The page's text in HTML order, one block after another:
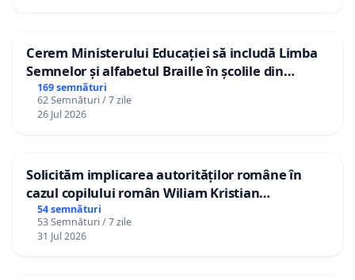
Cerem Ministerului Educației să includă Limba
Semnelor și alfabetul Braille în școlile din
Republica Moldova!
169 semnături
62 Semnături / 7 zile
26 Jul 2026
Solicităm implicarea autorităților române în
cazul copilului român Wiliam Kristian
Gheorghe, aflat în plasament în Danemarca de
12 ani
54 semnături
53 Semnături / 7 zile
31 Jul 2026